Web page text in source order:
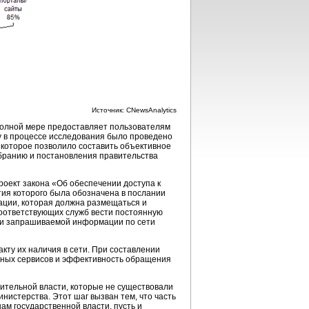
Источник: CNewsAnalytics
мере предоставляет пользователям
процессе исследования было проведено
позволило составить объективное
и постановления правительства
закона «Об обеспечении доступа к
которого была обозначена в послании
которая должна размещаться и
служб вести постоянную
запрашиваемой информации по сети
их наличия в сети. При составлении
сервисов и эффективность обращения
власти, которые не существовали
Этот шаг вызван тем, что часть
государственной власти, пусть и